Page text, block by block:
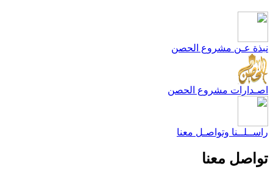
عـن مشروع الحصن
مشروع الحصن
وتواصـل معنا
معنا